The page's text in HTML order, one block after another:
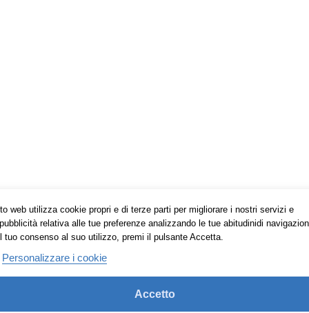
web utilizza cookie propri e di terze parti per migliorare i nostri servizi e
relativa alle tue preferenze analizzando le tue abitudinidi
tuo consenso al suo utilizzo, premi il pulsante Accetta.
Personalizzare i cookie
Accetto